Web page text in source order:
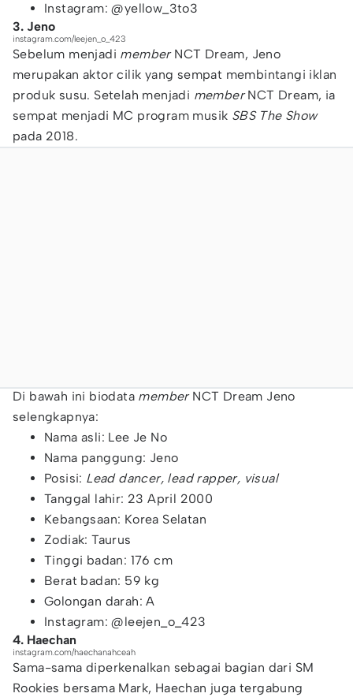
Instagram: @yellow_3to3
3. Jeno
instagram.com/leejen_o_423
Sebelum menjadi memberNCT Dream, Jeno
merupakan aktor cilik yang sempat membintangi iklan
produk susu. Setelah menjadi memberNCT Dream, ia
sempat menjadi MC program musik SBS The Show
pada 2018.
Di bawah ini biodata memberNCT Dream Jeno
selengkapnya:
Nama asli: Lee Je No
Nama panggung: Jeno
Posisi: Lead dancer, lead rapper, visual
Tanggal lahir: 23 April 2000
Kebangsaan: Korea Selatan
Zodiak: Taurus
Tinggi badan: 176 cm
Berat badan: 59 kg
Golongan darah: A
Instagram: @leejen_o_423
4. Haechan
instagram.com/haechanahceah
Sama-sama diperkenalkan sebagai bagian dari SM
Rookies bersama Mark, Haechan juga tergabung